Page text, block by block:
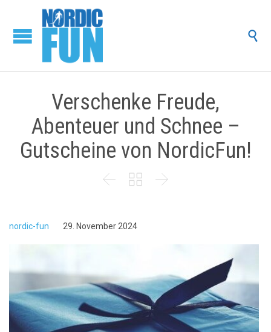

Verschenke Freude,
Abenteuer und Schnee –
Gutscheine von NordicFun!
  
nordic-fun 29. November 2024